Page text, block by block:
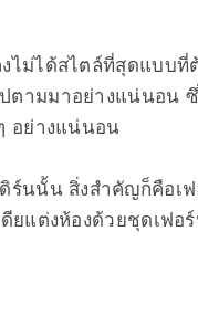
ม่ได้สไตล์ที่สุดแบบที่ต้
ามมาอย่างแน่นอน
อย่างแน่นอน
ร์นนั้น สิ่งสำคัญก็คือ
แต่งห้องด้วยชุดเฟอ